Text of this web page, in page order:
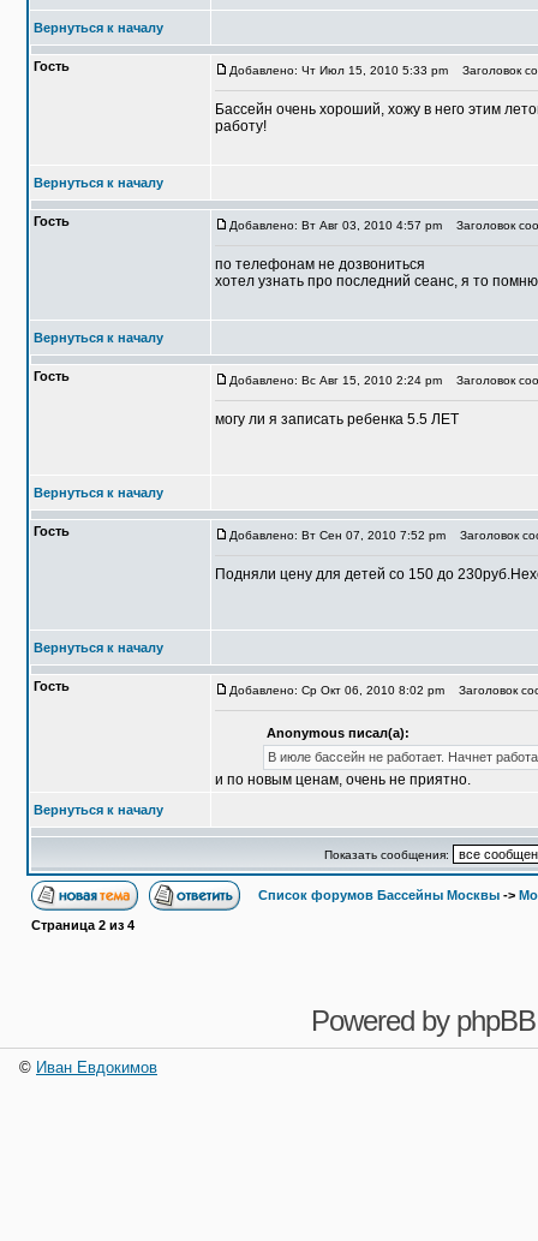
Вернуться к началу
Гость Добавлено: Чт Июл 15, 2010 5:33 pm Заголовок
Бассейн очень хороший, хожу в него этим
работу!
Вернуться к началу
Гость Добавлено: Вт Авг 03, 2010 4:57 pm Заголовок
по телефонам не дозвониться
хотел узнать про последний сеанс, я то
Вернуться к началу
Гость Добавлено: Вс Авг 15, 2010 2:24 pm Заголовок
могу ли я записать ребенка 5.5 ЛЕТ
Вернуться к началу
Гость Добавлено: Вт Сен 07, 2010 7:52 pm Заголовок
Подняли цену для детей со 150 до
Вернуться к началу
Гость Добавлено: Ср Окт 06, 2010 8:02 pm Заголовок
Anonymous писал(а):
В июле бассейн не работает. Начнет
и по новым ценам, очень не приятно.
Вернуться к началу
Показать сообщения:
Список форумов Бассейны Москвы ->
Страница 2 из 4
Powered by phpBB
© Иван Евдокимов